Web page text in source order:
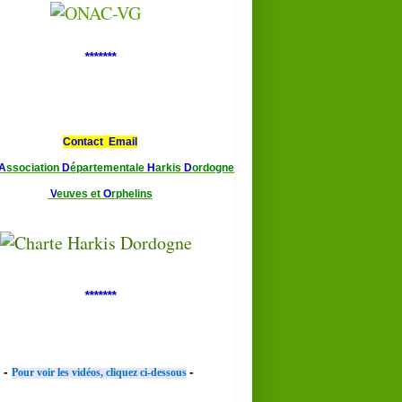
*******
Contact Email
ssociation Départementale Harkis Dordogne
Veuves et Orphelins
*******
- Pour voir les vidéos, cliquez ci-dessous -